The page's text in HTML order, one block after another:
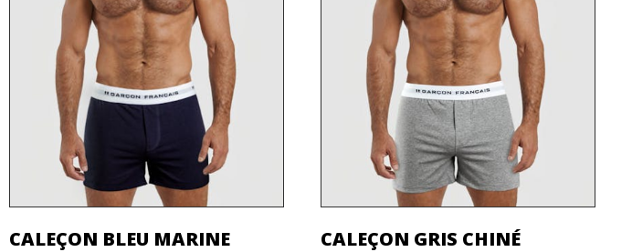
CALEÇON BLEU MARINE
CALEÇON GRIS CHINÉ